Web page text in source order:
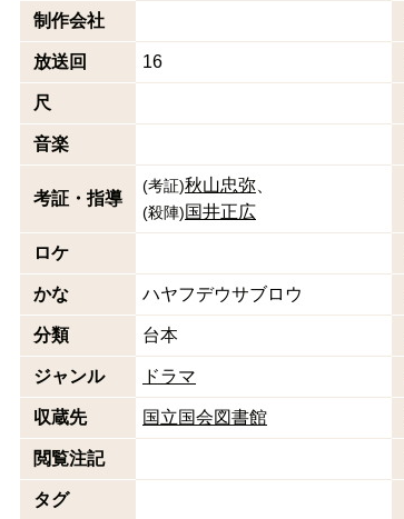
制作会社
放送回 16
尺
音楽
考証・指導
(考証)秋山忠弥
(殺陣) 国井正広
ロケ
かな ハヤフデウサブロウ
分類 台本
ジャンル ドラマ
収蔵先 国立国会図書館
閲覧注記
タグ